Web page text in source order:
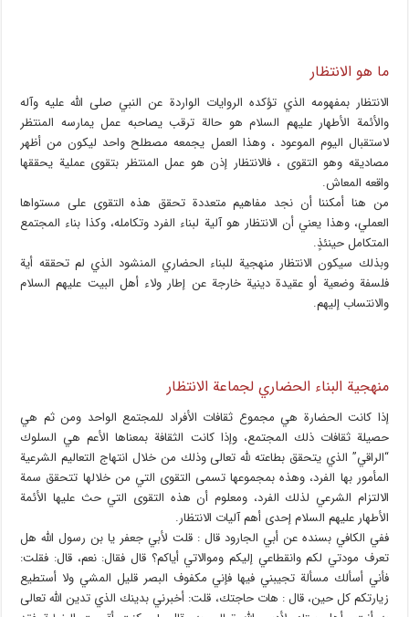
ما هو الانتظار
الانتظار بمفهومه الذي تؤكده الروايات الواردة عن النبي صلى الله عليه وآله
والأئمة الأطهار عليهم السلام هو حالة ترقب يصاحبه عمل يمارسه المنتظر
لاستقبال اليوم الموعود ، وهذا العمل يجمعه مصطلح واحد ليكون من أظهر
مصاديقه وهو التقوى ، فالانتظار إذن هو عمل المنتظر بتقوى عملية يحققها
واقعه المعاش.
من هنا أمكننا أن نجد مفاهيم متعددة تحقق هذه التقوى على مستواها
العملي، وهذا يعني أن الانتظار هو آلية لبناء الفرد وتكامله، وكذا بناء المجتمع
المتكامل حينئذٍ.
وبذلك سيكون الانتظار منهجية للبناء الحضاري المنشود الذي لم تحققه أية
فلسفة وضعية أو عقيدة دينية خارجة عن إطار ولاء أهل البيت عليهم السلام
والانتساب إليهم.
منهجية البناء الحضاري لجماعة الانتظار
إذا كانت الحضارة هي مجموع ثقافات الأفراد للمجتمع الواحد ومن ثم هي
حصيلة ثقافات ذلك المجتمع، وإذا كانت الثقافة بمعناها الأعم هي السلوك
“الراقي” الذي يتحقق بطاعته لله تعالى وذلك من خلال انتهاج التعاليم الشرعية
المأمور بها الفرد، وهذه بمجموعها تسمى التقوى التي من خلالها تتحقق سمة
الالتزام الشرعي لذلك الفرد، ومعلوم أن هذه التقوى التي حث عليها الأئمة
الأطهار عليهم السلام إحدى أهم آليات الانتظار.
ففي الكافي بسنده عن أبي الجارود قال : قلت لأبي جعفر يا بن رسول الله هل
تعرف مودتي لكم وانقطاعي إليكم وموالاتي أياكم؟ قال فقال: نعم، قال: فقلت:
فأني أسألك مسألة تجيبني فيها فإني مكفوف البصر قليل المشي ولا أستطيع
زيارتكم كل حين، قال : هات حاجتك، قلت: أخبرني بدينك الذي تدين الله تعالى